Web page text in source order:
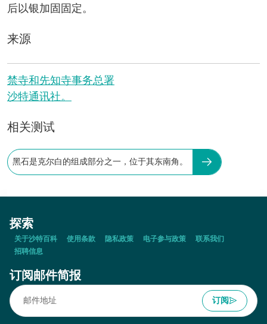
后以银加固固定。
来源
禁寺和先知寺事务总署
沙特通讯社。
相关测试
黑石是克尔白的组成部分之一，位于其东南角。
探索
关于沙特百科 使用条款 隐私政策 电子参与政策
联系我们
招聘信息
订阅邮件简报
订阅